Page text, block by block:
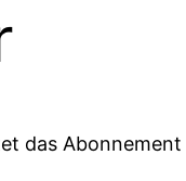
das